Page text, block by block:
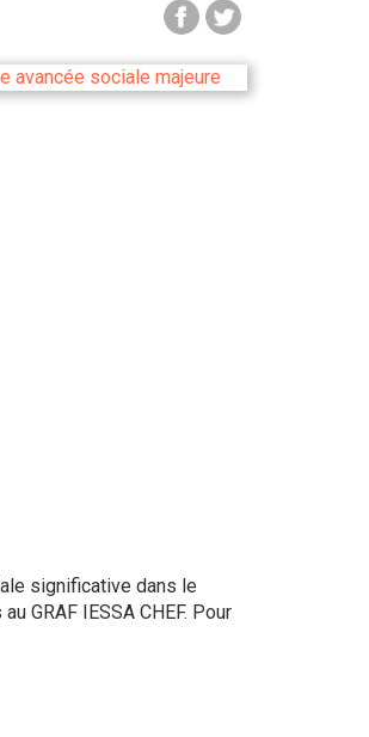
significative dans le
GRAF IESSA CHEF. Pour